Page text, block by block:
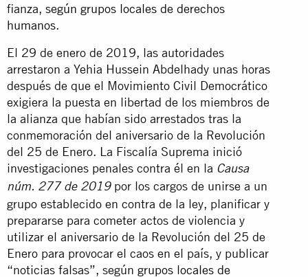
fianza, según grupos locales de derechos
humanos.
El 29 de enero de 2019, las autoridades
arrestaron a Yehia Hussein Abdelhady unas horas
después de que el Movimiento Civil Democrático
exigiera la puesta en libertad de los miembros de
la alianza que habían sido arrestados tras la
conmemoración del aniversario de la Revolución
del 25 de Enero. La Fiscalía Suprema inició
investigaciones penales contra él en la Causa
núm. 277 de 2019por los cargos de unirse a un
grupo establecido en contra de la ley, planificar y
prepararse para cometer actos de violencia y
utilizar el aniversario de la Revolución del 25 de
Enero para provocar el caos en el país, y publicar
“noticias falsas”, según grupos locales de